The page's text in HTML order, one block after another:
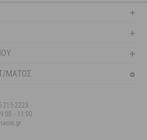
ΜΑΤΟΣ
215 2223
9:00 - 11:00